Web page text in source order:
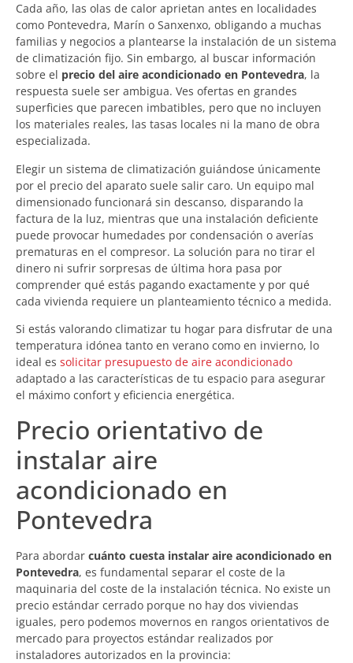
Cada año, las olas de calor aprietan antes en localidades
como Pontevedra, Marín o Sanxenxo, obligando a muchas
familias y negocios a plantearse la instalación de un sistema
de climatización fijo. Sin embargo, al buscar información
sobre el precio del aire acondicionado en Pontevedra, la
respuesta suele ser ambigua. Ves ofertas en grandes
superficies que parecen imbatibles, pero que no incluyen
los materiales reales, las tasas locales ni la mano de obra
especializada.
Elegir un sistema de climatización guiándose únicamente
por el precio del aparato suele salir caro. Un equipo mal
dimensionado funcionará sin descanso, disparando la
factura de la luz, mientras que una instalación deficiente
puede provocar humedades por condensación o averías
prematuras en el compresor. La solución para no tirar el
dinero ni sufrir sorpresas de última hora pasa por
comprender qué estás pagando exactamente y por qué
cada vivienda requiere un planteamiento técnico a medida.
Si estás valorando climatizar tu hogar para disfrutar de una
temperatura idónea tanto en verano como en invierno, lo
ideal es solicitar presupuesto de aire acondicionado
adaptado a las características de tu espacio para asegurar
el máximo confort y eficiencia energética.
Precio orientativo de
instalar aire
acondicionado en
Pontevedra
Para abordar cuánto cuesta instalar aire acondicionado en
Pontevedra, es fundamental separar el coste de la
maquinaria del coste de la instalación técnica. No existe un
precio estándar cerrado porque no hay dos viviendas
iguales, pero podemos movernos en rangos orientativos de
mercado para proyectos estándar realizados por
instaladores autorizados en la provincia: